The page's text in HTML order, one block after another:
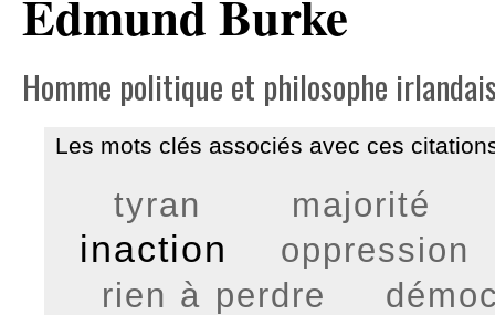
Edmund Burke
Homme politique et philosophe
Les mots clés associés avec ces
tyran majorité
inaction
oppression
rien à perdre